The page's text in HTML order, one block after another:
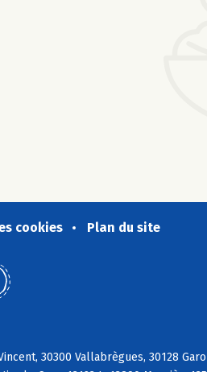
cookies Plan du site
30300 Vallabrègues, 30128